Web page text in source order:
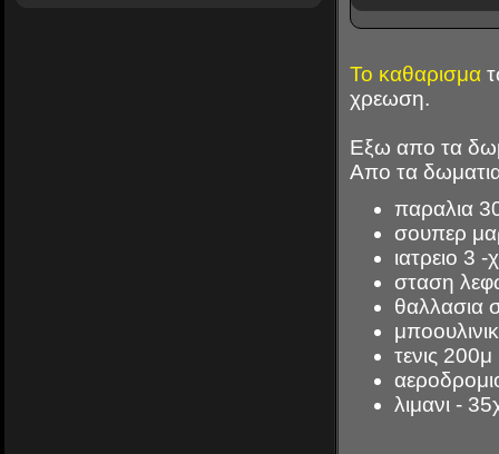
Το καθαρισμα
χρεωση.
Εξω απο τα
Απο τα
παραλια
σουπερ
ιατρειο 3 -
σταση
θαλλασια
τενις 200μ
λιμανι -